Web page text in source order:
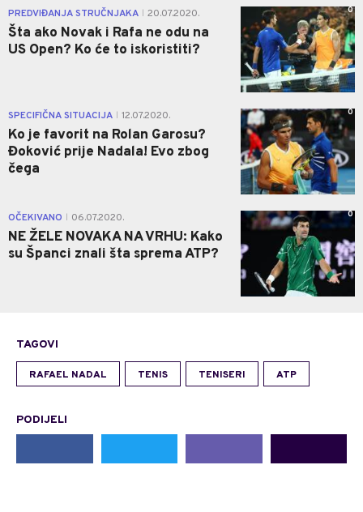
PREDVIĐANJA STRUČNJAKA 20.07.2020.
Šta ako Novak i Rafa ne odu na
US Open? Ko će to iskoristiti?
0
SPECIFIČNA SITUACIJA 12.07.2020.
Ko je favorit na Rolan Garosu?
Đoković prije Nadala! Evo zbog
čega
0
OČEKIVANO 06.07.2020.
NE ŽELE NOVAKA NA VRHU: Kako
su Španci znali šta sprema ATP?
0
TAGOVI
RAFAEL NADAL TENIS TENISERI ATP
PODIJELI